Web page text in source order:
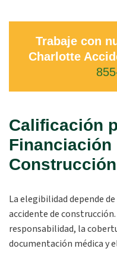
Trabaje con
Charlotte
Calificación
Financiación
La elegibilidad depende
accidente de
responsabilidad, la
documentación médica y